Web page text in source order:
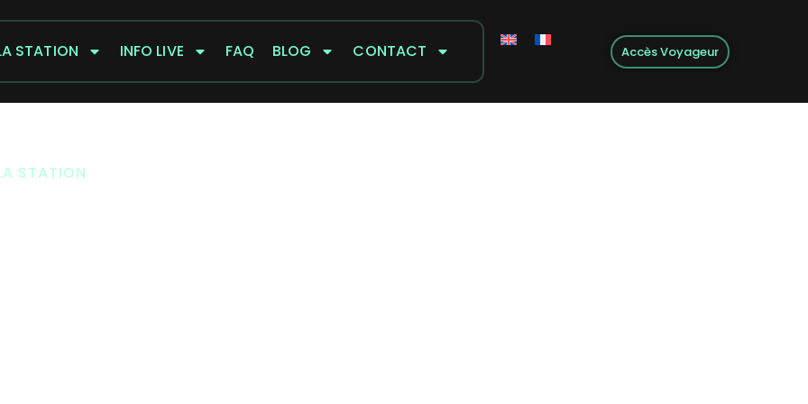
STATION INFO LIVE FAQ BLOG CONTACT Accès Voyageur
STATION